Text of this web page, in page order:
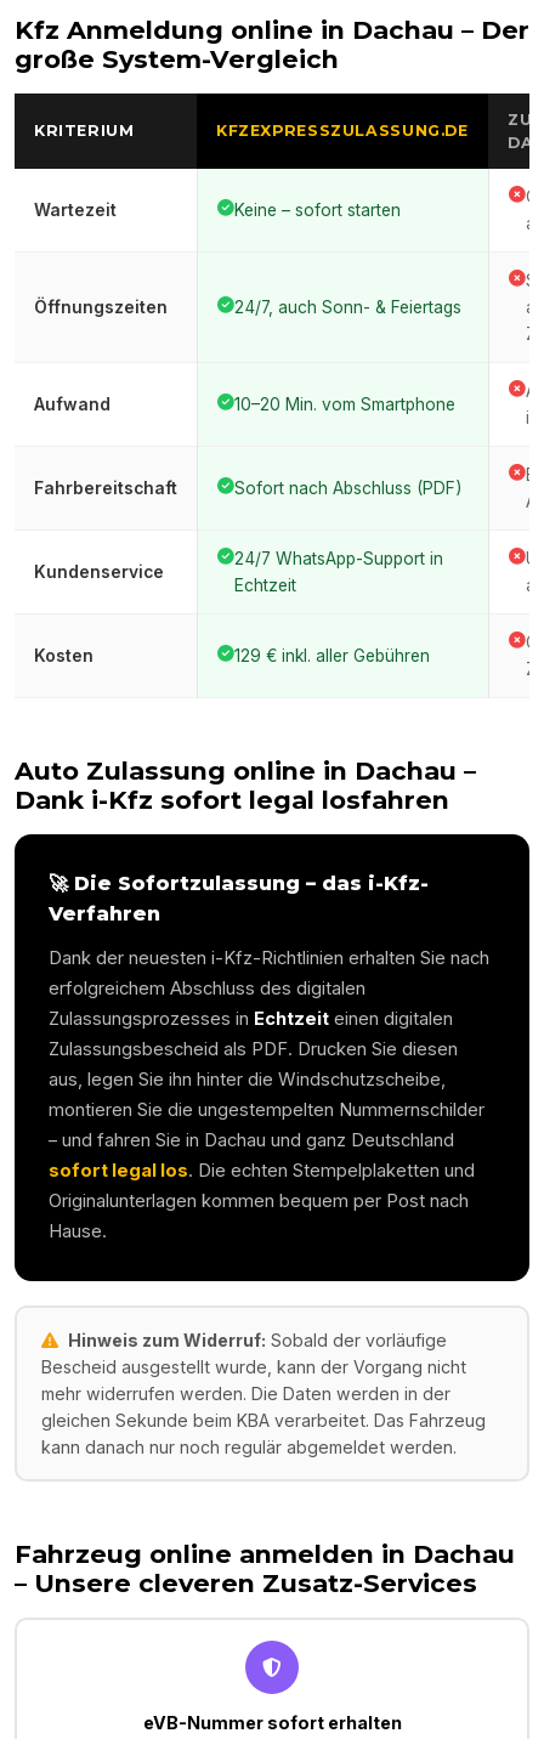
Kfz Anmeldung online in Dachau – Der
große System-Vergleich
KRITERIUM KFZEXPRESSZULASSUNG.DE
Wartezeit Keine – sofort starten
Öffnungszeiten 24/7, auch Sonn- & Feiertags
Aufwand 10–20 Min. vom Smartphone
Fahrbereitschaft Sofort nach Abschluss (PDF)
Kundenservice
24/7 WhatsApp-Support in
Echtzeit
Kosten 129 € inkl. aller Gebühren
Auto Zulassung online in Dachau –
Dank i-Kfz sofort legal losfahren
🚀 Die Sofortzulassung – das i-Kfz-
Verfahren
Dank der neuesten i-Kfz-Richtlinien erhalten Sie nach
erfolgreichem Abschluss des digitalen
Zulassungsprozesses in Echtzeit einen digitalen
Zulassungsbescheid als PDF. Drucken Sie diesen
aus, legen Sie ihn hinter die Windschutzscheibe,
montieren Sie die ungestempelten Nummernschilder
– und fahren Sie in Dachau und ganz Deutschland
sofort legal los. Die echten Stempelplaketten und
Originalunterlagen kommen bequem per Post nach
Hause.
Hinweis zum Widerruf: Sobald der vorläufige
Bescheid ausgestellt wurde, kann der Vorgang nicht
mehr widerrufen werden. Die Daten werden in der
gleichen Sekunde beim KBA verarbeitet. Das Fahrzeug
kann danach nur noch regulär abgemeldet werden.
Fahrzeug online anmelden in Dachau
– Unsere cleveren Zusatz-Services
eVB-Nummer sofort erhalten